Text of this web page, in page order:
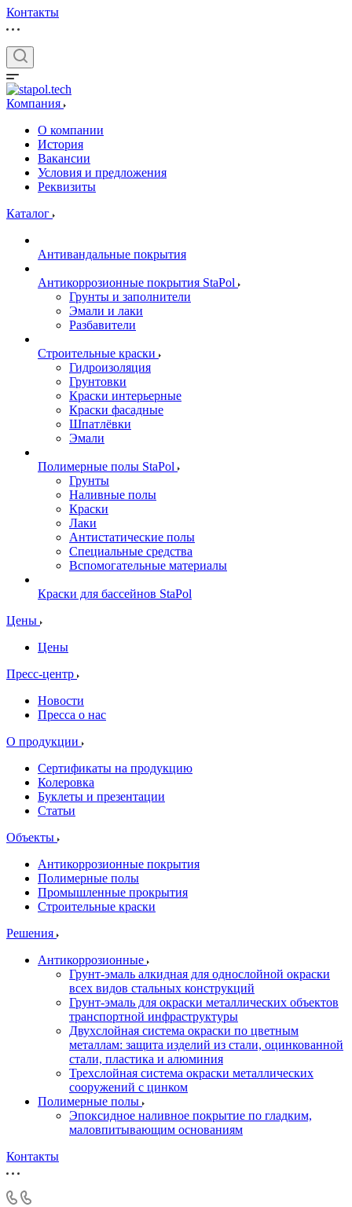
Контакты
Компания
О компании
История
Вакансии
Условия и предложения
Реквизиты
Каталог
Антивандальные покрытия
Антикоррозионные покрытия StaPol
Грунты и заполнители
Эмали и лаки
Разбавители
Строительные краски
Гидроизоляция
Грунтовки
Краски интерьерные
Краски фасадные
Шпатлёвки
Эмали
Полимерные полы StaPol
Грунты
Наливные полы
Краски
Лаки
Антистатические полы
Специальные средства
Вспомогательные материалы
Краски для бассейнов StaPol
Цены
Цены
Пресс-центр
Новости
Пресса о нас
О продукции
Сертификаты на продукцию
Колеровка
Буклеты и презентации
Статьи
Объекты
Антикоррозионные покрытия
Полимерные полы
Промышленные прокрытия
Строительные краски
Решения
Антикоррозионные
Грунт-эмаль алкидная для однослойной окраски
всех видов стальных конструкций
Грунт-эмаль для окраски металлических объектов
транспортной инфраструктуры
Двухслойная система окраски по цветным
металлам: защита изделий из стали, оцинкованной
стали, пластика и алюминия
Трехслойная система окраски металлических
сооружений с цинком
Полимерные полы
Эпоксидное наливное покрытие по гладким,
маловпитывающим основаниям
Контакты